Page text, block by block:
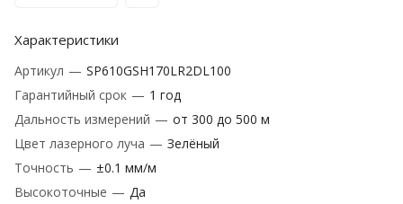
Характеристики
Артикул — SP610GSH170LR2DL100
Гарантийный срок — 1 год
Дальность измерений — от 300 до 500 м
Цвет лазерного луча — Зелёный
Точность — ±0.1 мм/м
Высокоточные — Да